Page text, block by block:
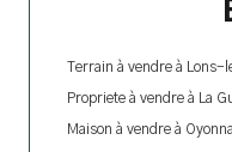
Terrain à vendre à Lons-
Propriete à vendre à La
Maison à vendre à